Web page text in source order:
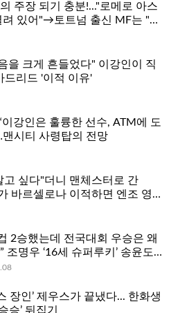
주장 되기 충분!..."로메로 아스
려 있어"→토트넘 출신 MF는 "제
는 짐덩어리"
을 크게 흔들었다" 이강인이 직
드리드 '이적 이유'
이강인은 훌륭한 선수, ATM에 도
맨시티 사령탑의 전망
고 싶다"더니 맨체스터로 간
바르셀로나 이적하면 엔조 영
2승했는데 전국대회 우승은 왜
조명우 ‘16세 슈퍼루키’ 송윤도
연맹회장배 정상
장인’ 제우스가 끝냈다... 한화생
승’ 뒤집기